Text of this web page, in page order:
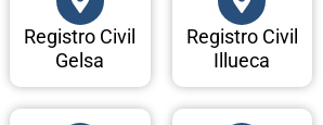
Registro Civil
Gelsa
Registro Civil
Illueca